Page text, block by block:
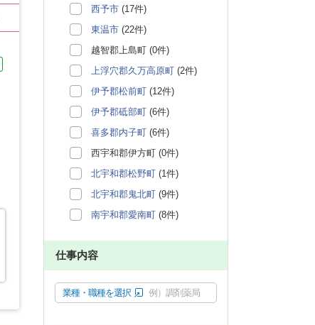
西予市 (17件)
東温市 (22件)
越智郡上島町 (0件)
上浮穴郡久万高原町 (2件)
伊予郡松前町 (12件)
伊予郡砥部町 (6件)
喜多郡内子町 (6件)
西宇和郡伊方町 (0件)
北宇和郡松野町 (1件)
北宇和郡鬼北町 (9件)
南宇和郡愛南町 (8件)
仕事内容
業種・職種を選択 例）調剤薬局